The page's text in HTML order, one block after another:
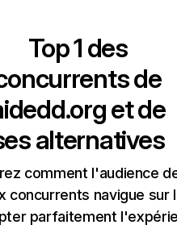
Top 1 des
de
et de
alternatives
comment l'audience
concurrents navigue sur
parfaitement